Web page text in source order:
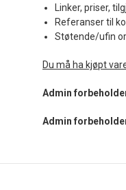
Linker, priser,
Referanser til
Støtende/ufin
Du må ha kjøpt
Admin
Admin